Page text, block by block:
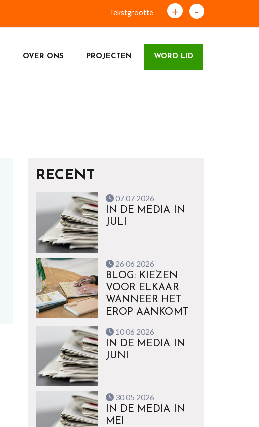
Tekstgrootte + -
OVER ONS PROJECTEN WORD LID
RECENT
07 07 2026
IN DE MEDIA IN
JULI
26 06 2026
BLOG: KIEZEN
VOOR ELKAAR
WANNEER HET
EROP AANKOMT
10 06 2026
IN DE MEDIA IN
JUNI
30 05 2026
IN DE MEDIA IN
MEI